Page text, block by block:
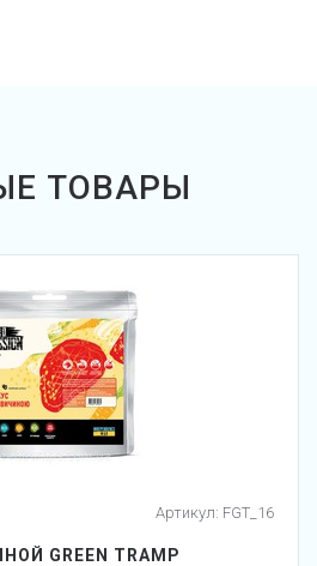
ТОВАРЫ
Артикул: FGT_16
GREEN TRAMP